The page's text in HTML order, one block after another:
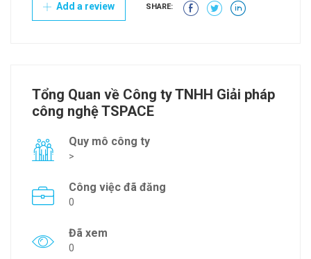
Add a review SHARE:
Tổng Quan về Công ty TNHH Giải pháp
công nghệ TSPACE
Quy mô công ty
>
Công việc đã đăng
0
Đã xem
0